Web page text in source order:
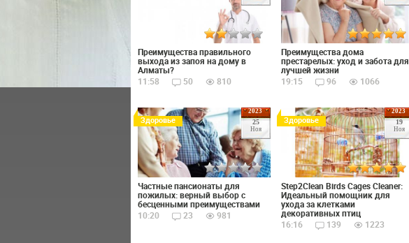
Преимущества правильного
выхода из запоя на дому в
Алматы?
11:58
50 810
Преимущества дома
престарелых: уход и забота для
лучшей жизни
19:15
96 1066
2023
25
Ноя
Здоровье
Частные пансионаты для
пожилых: верный выбор с
бесценными преимуществами
10:20
23 981
2023
19
Ноя
Здоровье
Step2Clean Birds Cages Cleaner:
Идеальный помощник для
ухода за клетками
декоративных птиц
16:16
139 1223